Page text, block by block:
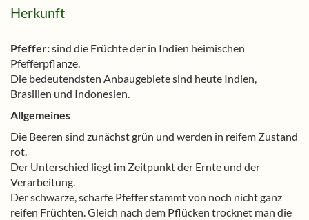
Herkunft
Pfeffer:sind die Früchte der in Indien heimischen
Pfefferpflanze.
Die bedeutendsten Anbaugebiete sind heute Indien,
Brasilien und Indonesien.
Allgemeines
Die Beeren sind zunächst grün und werden in reifem Zustand
rot.
Der Unterschied liegt im Zeitpunkt der Ernte und der
Verarbeitung.
Der schwarze, scharfe Pfeffer stammt von noch nicht ganz
reifen Früchten. Gleich nach dem Pflücken trocknet man die